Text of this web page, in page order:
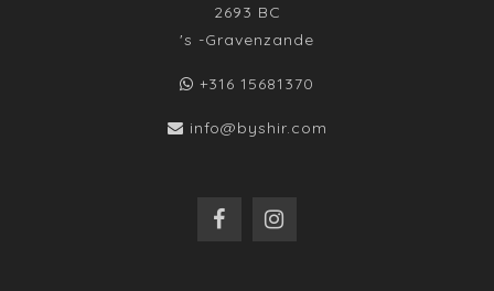
2693 BC
's -Gravenzande
+316 15681370
info@byshir.com